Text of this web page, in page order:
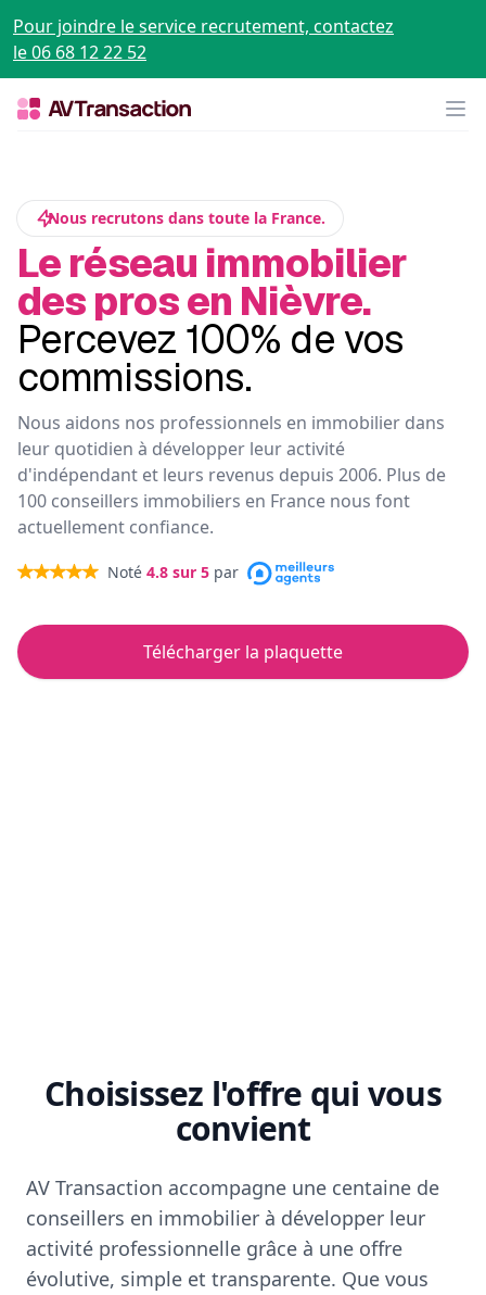
Pour joindre le service recrutement, contactez
le 06 68 12 22 52
Nous recrutons dans toute la France.
Le réseau immobilier
des pros en Nièvre.
Percevez 100% de vos
commissions.
Nous aidons nos professionnels en immobilier dans
leur quotidien à développer leur activité
d'indépendant et leurs revenus depuis 2006. Plus de
100 conseillers immobiliers en France nous font
actuellement confiance.
Noté 4.8 sur 5 par
Télécharger la plaquette
Choisissez l'offre qui vous
convient
AV Transaction accompagne une centaine de
conseillers en immobilier à développer leur
activité professionnelle grâce à une offre
évolutive, simple et transparente. Que vous